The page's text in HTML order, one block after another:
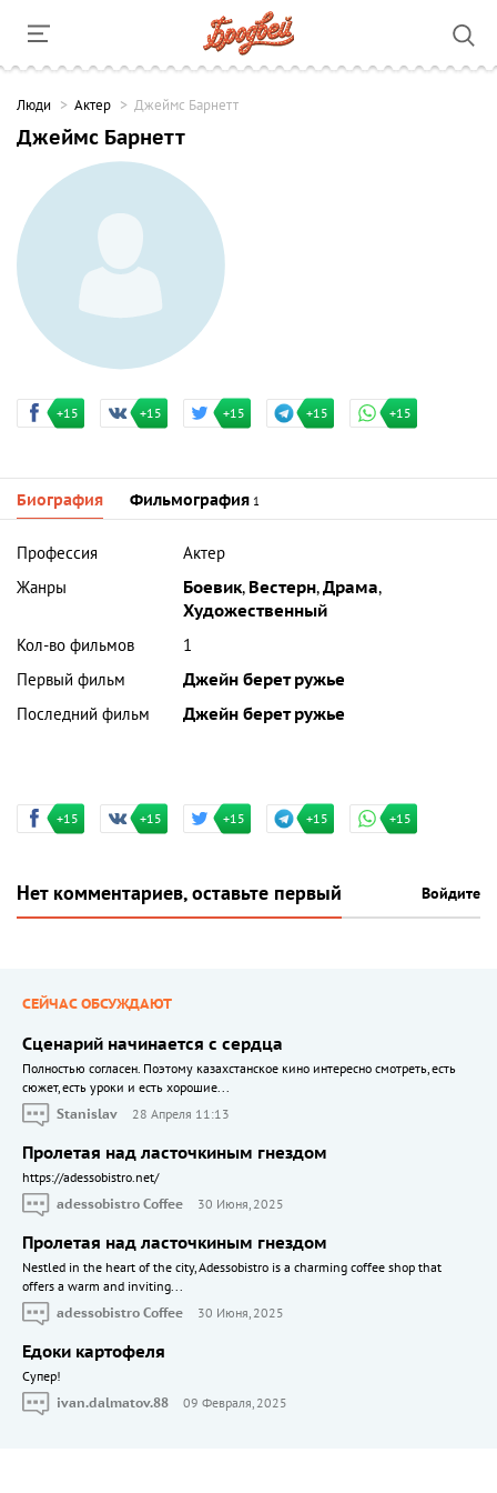
Люди Актер Джеймс Барнетт
Джеймс Барнетт
+15 +15 +15 +15 +15
Биография Фильмография 1
Профессия
Актер
Жанры
Боевик, Вестерн,Драма,
Художественный
Кол-во фильмов
1
Первый фильм
Джейн берет ружье
Последний фильм
Джейн берет ружье
+15 +15 +15 +15 +15
Нет комментариев, оставьте первый Войдите
СЕЙЧАС ОБСУЖДАЮТ
Сценарий начинается с сердца
Полностью согласен. Поэтому казахстанское кино интересно смотреть, есть
сюжет, есть уроки и есть хорошие...
Stanislav
28 Апреля 11:13
Пролетая над ласточкиным гнездом
https://adessobistro.net/
adessobistro Coffee
30 Июня, 2025
Пролетая над ласточкиным гнездом
Nestled in the heart of the city, Adessobistro is a charming coffee shop that
offers a warm and inviting...
adessobistro Coffee
30 Июня, 2025
Едоки картофеля
Cупер!
ivan.dalmatov.88
09 Февраля, 2025